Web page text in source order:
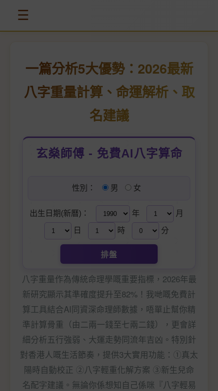
☰
一篇分析5大優勢：2026最新
八字重量計算、命運解析、取
名建議
玄燊師傅 - 免費AI八字算命
性別： 男 女
出生日期(新曆)： 年 月
日 時 分
排盤
八字重量作為傳統命理學嘅重要指標，2026年最
新研究顯示其準確度提升至82%！我哋嘅免費計
算工具結合AI同資深命理師數據，唔單止幫你精
準計算骨重（由二兩一錢至七兩二錢），更會詳
細分析五行強弱、大運走勢同流年吉凶。特別針
對香港人嘅生活節奏，提供3大實用功能：①真太
陽時自動校正 ②八字輕重化解方案 ③新生兒命
名配字建議。無論你係想知自己係咪『八字輕易